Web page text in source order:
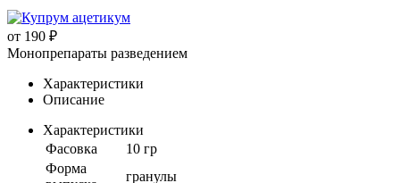
от 190 ₽
Монопрепараты разведением
Характеристики
Описание
Характеристики
Фасовка
10 гр
Форма
гранулы